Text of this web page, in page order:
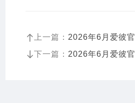
上一篇： 2026年6月爱彼官方保养服务中心维修点搬迁新开补充详情文件最终公示
下一篇： 2026年6月爱彼官方保养维修网络更新补充最终版（含搬迁新增店面）